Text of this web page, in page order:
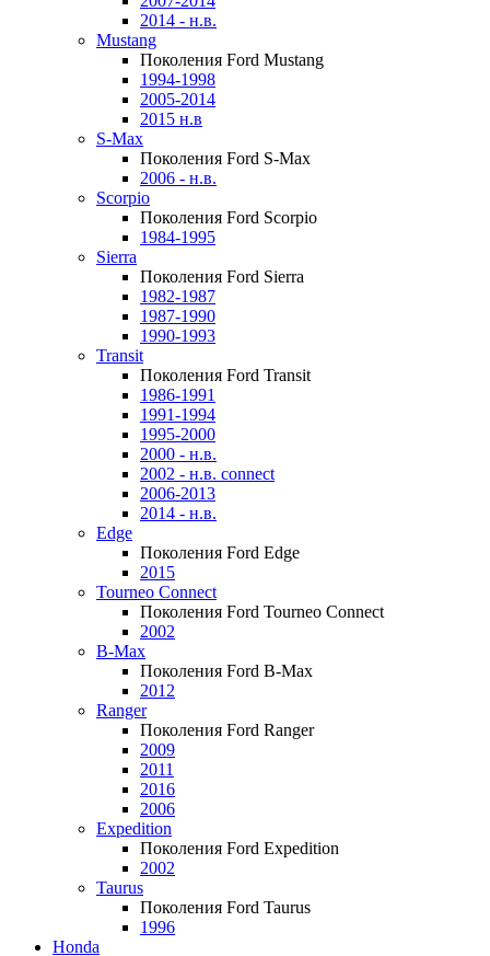
2014 - н.в.
Mustang
Поколения Ford Mustang
1994-1998
2005-2014
2015 н.в
S-Max
Поколения Ford S-Max
2006 - н.в.
Scorpio
Поколения Ford Scorpio
1984-1995
Sierra
Поколения Ford Sierra
1982-1987
1987-1990
1990-1993
Transit
Поколения Ford Transit
1986-1991
1991-1994
1995-2000
2000 - н.в.
2002 - н.в. connect
2006-2013
2014 - н.в.
Edge
Поколения Ford Edge
2015
Tourneo Connect
Поколения Ford Tourneo Connect
2002
B-Max
Поколения Ford B-Max
2012
Ranger
Поколения Ford Ranger
2009
2011
2016
2006
Expedition
Поколения Ford Expedition
2002
Taurus
Поколения Ford Taurus
1996
Honda